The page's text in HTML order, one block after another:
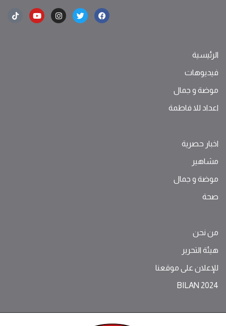
الرئيسية
فيديوهات
موضة ‫و‬ ‫‬‫جمال‬
اعداد للا فاطمة
اخبار حصرية
مشاهير
موضة ‫و‬ ‫‬‫جمال‬
صحة
من نحن
هيئة التحرير
للإعلان على موقعنا
BILAN 2024